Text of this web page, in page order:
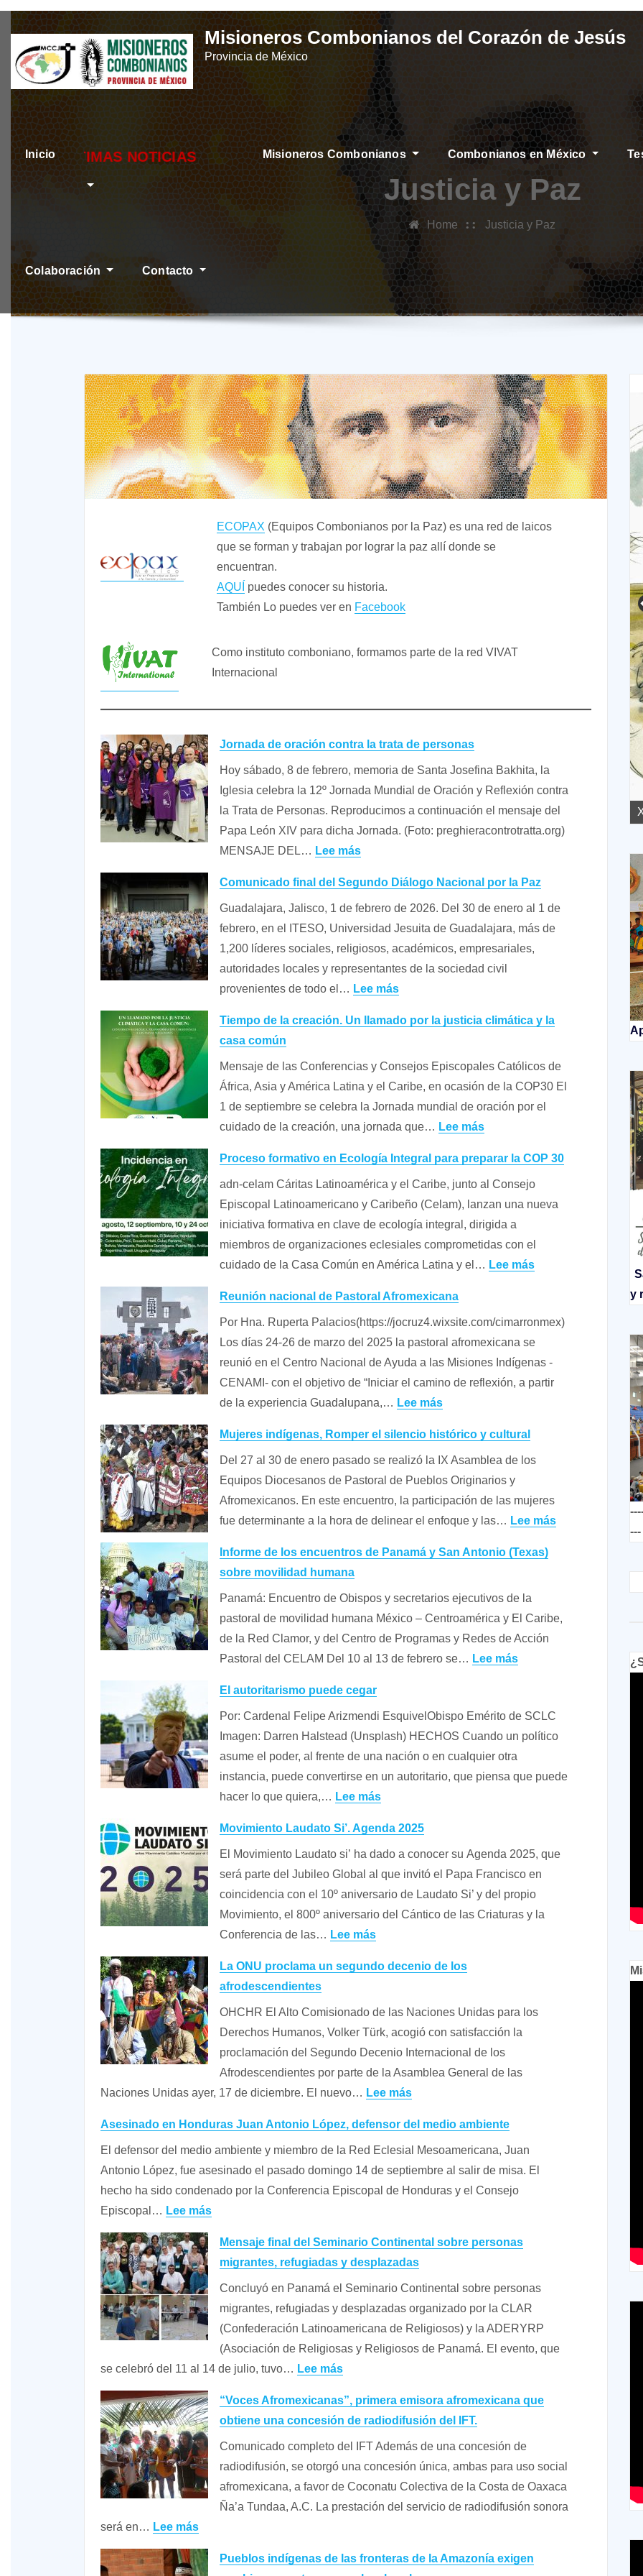
Skip
content
Misioneros Combonianos del Corazón de Jesús
Provincia de México
InicioNOTICIAS Misioneros Combonianos Combonianos en México
Colaboración Contacto
Justicia y Paz
Home Justicia y Paz
ECOPAX (Equipos Combonianos por la Paz) es una red de laicos
que se forman y trabajan por lograr la paz allí donde se
encuentran.
AQUÍ puedes conocer su historia.
También Lo puedes ver en Facebook
Como instituto comboniano, formamos parte de la red VIVAT
Internacional
Jornada de oración contra la trata de personas
Hoy sábado, 8 de febrero, memoria de Santa Josefina Bakhita, la
Iglesia celebra la 12º Jornada Mundial de Oración y Reflexión contra
la Trata de Personas. Reproducimos a continuación el mensaje del
Papa León XIV para dicha Jornada. (Foto: preghieracontrotratta.org)
MENSAJE DEL… Lee más:
de
oración
contra
la
trata
de
Comunicado final del Segundo Diálogo Nacional por la Paz
Guadalajara, Jalisco, 1 de febrero de 2026. Del 30 de enero al 1 de
febrero, en el ITESO, Universidad Jesuita de Guadalajara, más de
1,200 líderes sociales, religiosos, académicos, empresariales,
autoridades locales y representantes de la sociedad civil
provenientes de todo el… Lee más:
final
Segundo
Diálogo
Nacional
por
Paz
Tiempo de la creación. Un llamado por la justicia climática y la
casa común
Mensaje de las Conferencias y Consejos Episcopales Católicos de
África, Asia y América Latina y el Caribe, en ocasión de la COP30 El
1 de septiembre se celebra la Jornada mundial de oración por el
cuidado de la creación, una jornada que… Lee más:
de
la
creación.
Un
llamado por
la
y
la
casa
común
Proceso formativo en Ecología Integral para preparar la COP 30
adn-celam Cáritas Latinoamérica y el Caribe, junto al Consejo
Episcopal Latinoamericano y Caribeño (Celam), lanzan una nueva
iniciativa formativa en clave de ecología integral, dirigida a
miembros de organizaciones eclesiales comprometidas con el
cuidado de la Casa Común en América Latina y el… Lee más:
en
Ecología
Integral
para
30
Reunión nacional de Pastoral Afromexicana
Por Hna. Ruperta Palacios(https://jocruz4.wixsite.com/cimarronmex)
Los días 24-26 de marzo del 2025 la pastoral afromexicana se
reunió en el Centro Nacional de Ayuda a las Misiones Indígenas -
CENAMI- con el objetivo de “Iniciar el camino de reflexión, a partir
de la experiencia Guadalupana,… Lee más:
nacional
de
Pastoral
Afromexicana
Mujeres indígenas, Romper el silencio histórico y cultural
Del 27 al 30 de enero pasado se realizó la IX Asamblea de los
Equipos Diocesanos de Pastoral de Pueblos Originarios y
Afromexicanos. En este encuentro, la participación de las mujeres
fue determinante a la hora de delinear el enfoque y las… Lee más:
silencio
Informe de los encuentros de Panamá y San Antonio (Texas)
sobre movilidad humana
Panamá: Encuentro de Obispos y secretarios ejecutivos de la
pastoral de movilidad humana México – Centroamérica y El Caribe,
de la Red Clamor, y del Centro de Programas y Redes de Acción
Pastoral del CELAM Del 10 al 13 de febrero se… Lee más:
los
encuentros
Panamá
(Texas)
sobre
movilidad
humana
El autoritarismo puede cegar
Por: Cardenal Felipe Arizmendi EsquivelObispo Emérito de SCLC
Imagen: Darren Halstead (Unsplash) HECHOS Cuando un político
asume el poder, al frente de una nación o en cualquier otra
instancia, puede convertirse en un autoritario, que piensa que puede
hacer lo que quiera,… Lee más:
autoritarismo
puede
cegar
Movimiento Laudato Si’. Agenda 2025
El Movimiento Laudato si’ ha dado a conocer su Agenda 2025, que
será parte del Jubileo Global al que invitó el Papa Francisco en
coincidencia con el 10º aniversario de Laudato Si’ y del propio
Movimiento, el 800º aniversario del Cántico de las Criaturas y la
Conferencia de las… Lee más:
Laudato
Agenda
2025
La ONU proclama un segundo decenio de los
afrodescendientes
OHCHR El Alto Comisionado de las Naciones Unidas para los
Derechos Humanos, Volker Türk, acogió con satisfacción la
proclamación del Segundo Decenio Internacional de los
Afrodescendientes por parte de la Asamblea General de las
Naciones Unidas ayer, 17 de diciembre. El nuevo… Lee más:
ONU
proclama
un
segundo
los
afrodescendientes
Asesinado en Honduras Juan Antonio López, defensor del medio ambiente
El defensor del medio ambiente y miembro de la Red Eclesial Mesoamericana, Juan
Antonio López, fue asesinado el pasado domingo 14 de septiembre al salir de misa. El
hecho ha sido condenado por la Conferencia Episcopal de Honduras y el Consejo
Episcopal… Lee más:
en
Honduras
Juan
Antonio
López,
defensor
del
ambiente
Mensaje final del Seminario Continental sobre personas
migrantes, refugiadas y desplazadas
Concluyó en Panamá el Seminario Continental sobre personas
migrantes, refugiadas y desplazadas organizado por la CLAR
(Confederación Latinoamericana de Religiosos) y la ADERYRP
(Asociación de Religiosas y Religiosos de Panamá. El evento, que
se celebró del 11 al 14 de julio, tuvo… Lee más:
final
del
Seminario
Continental
sobre
personas
y
“Voces Afromexicanas”, primera emisora afromexicana que
obtiene una concesión de radiodifusión del IFT.
Comunicado completo del IFT Además de una concesión de
radiodifusión, se otorgó una concesión única, ambas para uso social
afromexicana, a favor de Coconatu Colectiva de la Costa de Oaxaca
Ña’a Tundaa, A.C. La prestación del servicio de radiodifusión sonora
será en… Lee más:
“Voces
Afromexicanas”,
Pueblos indígenas de las fronteras de la Amazonía exigen
(ecopax)
XIX Domingo ordinario. Año A
XVIII Domingo ordinario. Año A
y
---